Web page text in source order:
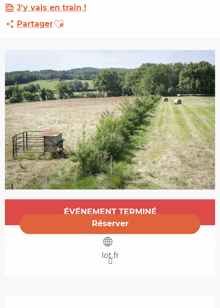
J'y vais en train !
PartagerAjouter aux favoris
Ouverture et coordonnées
ÉVÉNEMENT TERMINÉ
Réserver
lot.fr